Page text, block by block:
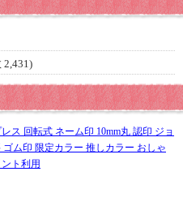
2,431)
ス 回転式 ネーム印 10mm丸 認印 ジョ
ゴム印 限定カラー 推しカラー おしゃ
ト利用